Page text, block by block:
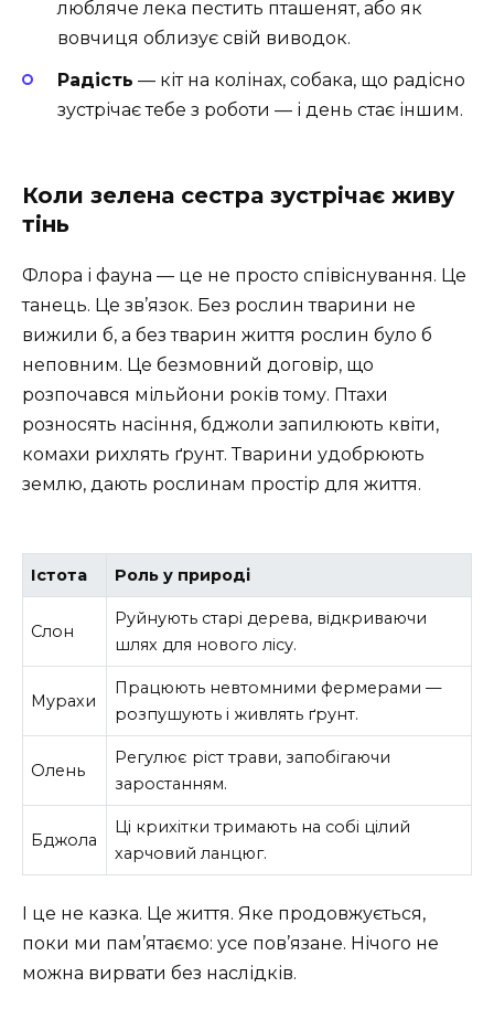
любляче лека пестить пташенят, або як
вовчиця облизує свій виводок.
Радість — кіт на колінах, собака, що радісно
зустрічає тебе з роботи — і день стає іншим.
Коли зелена сестра зустрічає живу
тінь
Флора і фауна — це не просто співіснування. Це
танець. Це зв’язок. Без рослин тварини не
вижили б, а без тварин життя рослин було б
неповним. Це безмовний договір, що
розпочався мільйони років тому. Птахи
розносять насіння, бджоли запилюють квіти,
комахи рихлять ґрунт. Тварини удобрюють
землю, дають рослинам простір для життя.
Істота Роль у природі
Слон
Руйнують старі дерева, відкриваючи
шлях для нового лісу.
Мурахи
Працюють невтомними фермерами —
розпушують і живлять ґрунт.
Олень
Регулює ріст трави, запобігаючи
заростанням.
Бджола
Ці крихітки тримають на собі цілий
харчовий ланцюг.
І це не казка. Це життя. Яке продовжується,
поки ми пам’ятаємо: усе пов’язане. Нічого не
можна вирвати без наслідків.